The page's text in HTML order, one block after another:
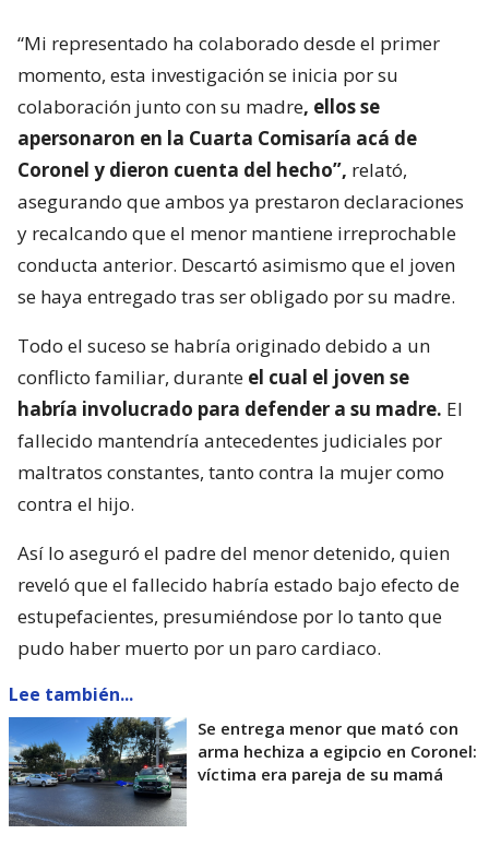
“Mi representado ha colaborado desde el primer
momento, esta investigación se inicia por su
colaboración junto con su madre, ellos se
apersonaron en la Cuarta Comisaría acá de
Coronel y dieron cuenta del hecho”, relató,
asegurando que ambos ya prestaron declaraciones
y recalcando que el menor mantiene irreprochable
conducta anterior. Descartó asimismo que el joven
se haya entregado tras ser obligado por su madre.
Todo el suceso se habría originado debido a un
conflicto familiar, durante el cual el joven se
habría involucrado para defender a su madre. El
fallecido mantendría antecedentes judiciales por
maltratos constantes, tanto contra la mujer como
contra el hijo.
Así lo aseguró el padre del menor detenido, quien
reveló que el fallecido habría estado bajo efecto de
estupefacientes, presumiéndose por lo tanto que
pudo haber muerto por un paro cardiaco.
Lee también...
Se entrega menor que mató con
arma hechiza a egipcio en Coronel:
víctima era pareja de su mamá